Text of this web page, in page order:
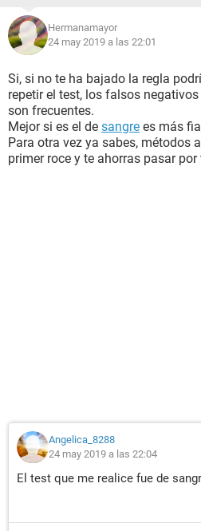
Hermanamayor
24 may 2019 a las 22:01
Si, si no te ha bajado la regla
repetir el test, los falsos
son frecuentes.
Mejor si es el de sangre es más
Para otra vez ya sabes, métodos
primer roce y te ahorras pasar por
Angelica_8288
24 may 2019 a las 22:04
El test que me realice fue de